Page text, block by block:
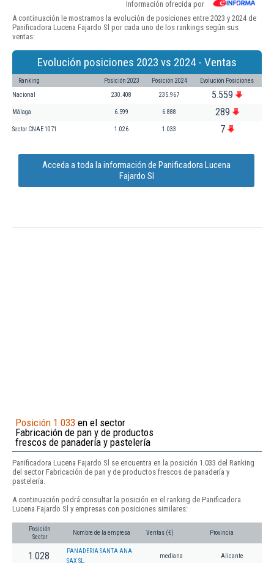
Información ofrecida por
A continuación le mostramos la evolución de posiciones entre 2023 y 2024 de
Panificadora Lucena Fajardo Sl por cada uno de los rankings según sus
ventas:
Evolución posiciones 2023 vs 2024 - Ventas
Ranking Posición 2023 Posición 2024 Evolución Posiciones
Nacional 230.408 235.967 5.559
Málaga 6.599 6.888 289
Sector CNAE 1071 1.026 1.033 7
Acceda a toda la información de Panificadora Lucena
Fajardo Sl
Posición 1.033 en el sector
Fabricación de pan y de productos
frescos de panadería y pastelería
Panificadora Lucena Fajardo Sl se encuentra en la posición 1.033 del Ranking
del sector Fabricación de pan y de productos frescos de panadería y
pastelería.
A continuación podrá consultar la posición en el ranking de Panificadora
Lucena Fajardo Sl y empresas con posiciones similares:
Posición
Sector
Nombre de la empresa Ventas (€) Provincia
1.028
PANADERIA SANTA ANA
SAX SL.
mediana Alicante